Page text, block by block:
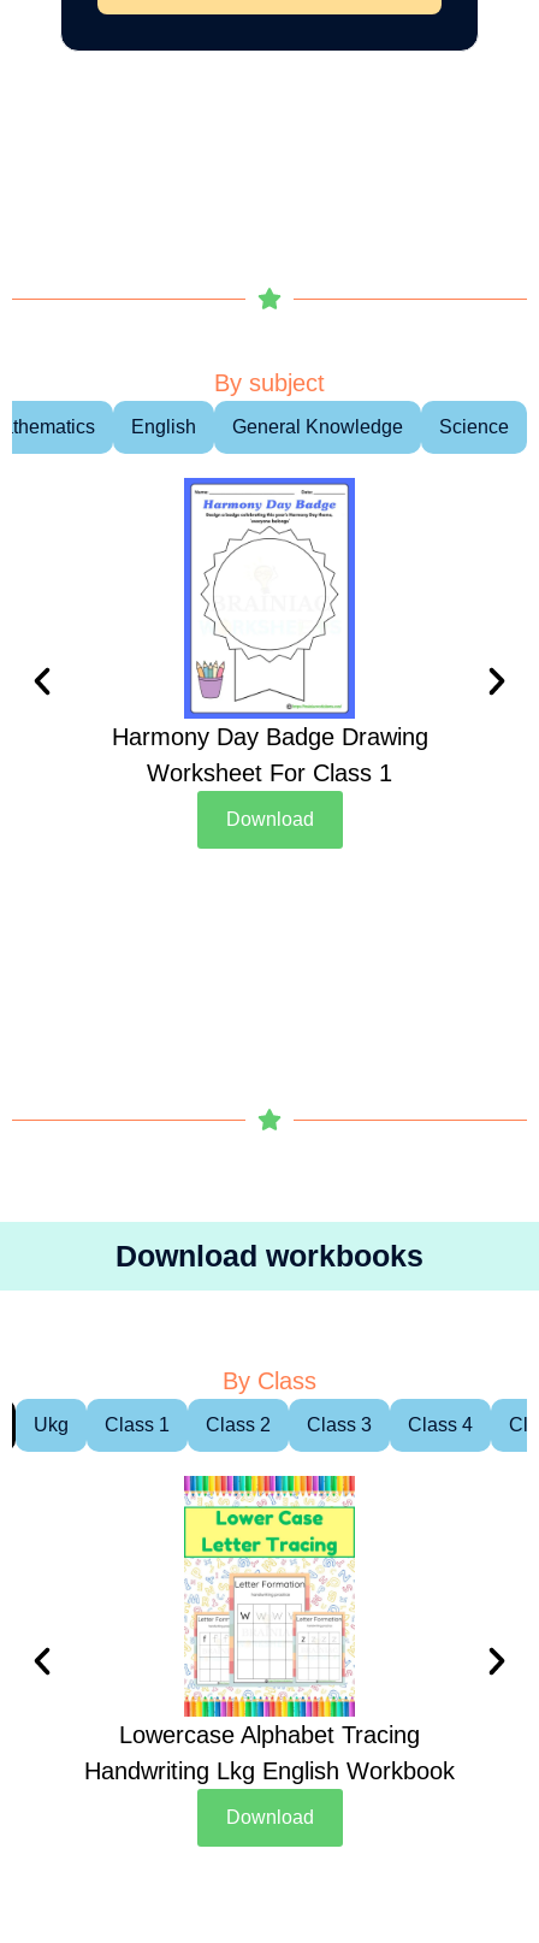
By subject
English General Knowledge Science
Harmony Day Badge Drawing
Worksheet For Class 1
Download
Download workbooks
By Class
Ukg Class 1 Class 2 Class 3 Class 4
Lowercase Alphabet Tracing
Handwriting Lkg English Workbook
Download